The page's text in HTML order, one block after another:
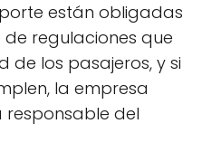
están obligadas
regulaciones que
los pasajeros, y si
la empresa
del